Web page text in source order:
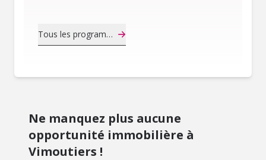
Tous les programmes immobiliers neuf
Ne manquez plus aucune
opportunité immobilière à
Vimoutiers !